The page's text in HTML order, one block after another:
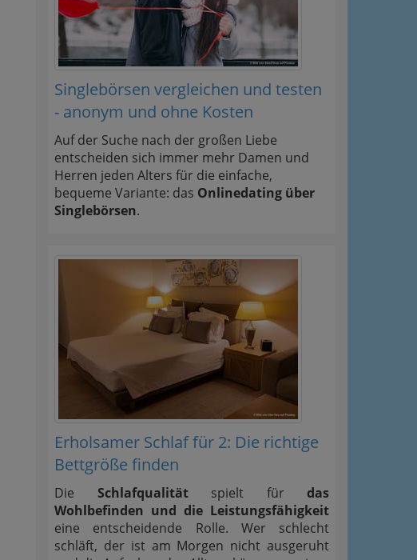
Singlebörsen vergleichen und testen
- anonym und ohne Kosten
Auf der Suche nach der großen Liebe
entscheiden sich immer mehr Damen und
Herren jeden Alters für die einfache,
bequeme Variante: das Onlinedating über
Singlebörsen.
Erholsamer Schlaf für 2: Die richtige
Bettgröße finden
Die Schlafqualitätspielt für das
Wohlbefinden und die Leistungsfähigkeit
eine entscheidende Rolle. Wer schlecht
schläft, der ist am Morgen nicht ausgeruht